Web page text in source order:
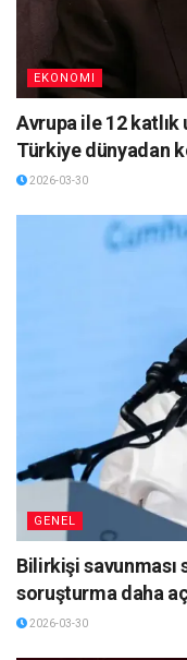
EKONOMI
Avrupa ile 12 katlık
Türkiye dünyadan
2026-03-30
GENEL
Bilirkişi savunması
soruşturma daha
2026-03-30